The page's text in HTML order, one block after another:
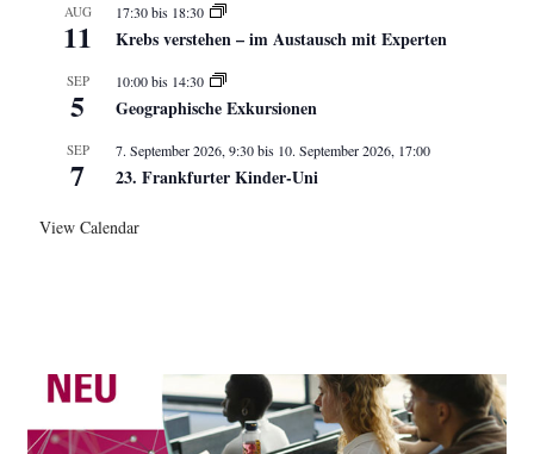
AUG
11
17:30bis 18:30
Krebs verstehen – im Austausch mit Experten
SEP
5
10:00bis 14:30
Geographische Exkursionen
SEP
7
7. September 2026, 9:30bis 10. September 2026, 17:00
23. Frankfurter Kinder-Uni
View Calendar